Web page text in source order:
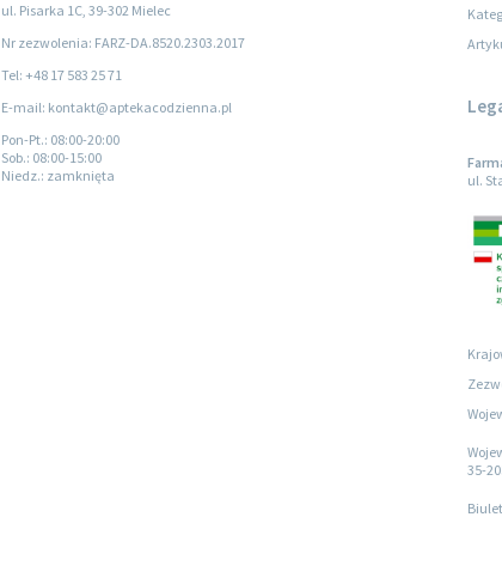
ul. Pisarka 1C, 39-302 Mielec
Nr zezwolenia: FARZ-DA.8520.2303.2017
Tel: +48 17 583 25 71
E-mail: kontakt@aptekacodzienna.pl
Pon-Pt.: 08:00-20:00
Sob.: 08:00-15:00
Niedz.: zamknięta
ul.
35-